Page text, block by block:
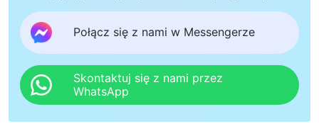
Połącz się z nami w Messengerze
Skontaktuj się z nami przez
WhatsApp